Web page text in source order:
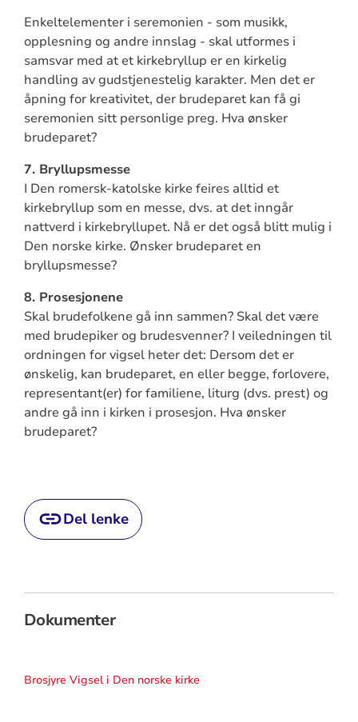
Enkeltelementer i seremonien - som musikk,
opplesning og andre innslag - skal utformes i
samsvar med at et kirkebryllup er en kirkelig
handling av gudstjenestelig karakter. Men det er
åpning for kreativitet, der brudeparet kan få gi
seremonien sitt personlige preg. Hva ønsker
brudeparet?
7. Bryllupsmesse
I Den romersk-katolske kirke feires alltid et
kirkebryllup som en messe, dvs. at det inngår
nattverd i kirkebryllupet. Nå er det også blitt mulig i
Den norske kirke. Ønsker brudeparet en
bryllupsmesse?
8. Prosesjonene
Skal brudefolkene gå inn sammen? Skal det være
med brudepiker og brudesvenner? I veiledningen til
ordningen for vigsel heter det: Dersom det er
ønskelig, kan brudeparet, en eller begge, forlovere,
representant(er) for familiene, liturg (dvs. prest) og
andre gå inn i kirken i prosesjon. Hva ønsker
brudeparet?
Del lenke
Dokumenter
Brosjyre Vigsel i Den norske kirke